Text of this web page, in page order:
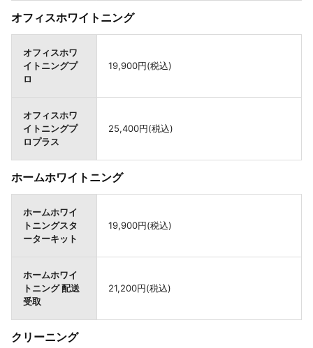
オフィスホワイトニング
オフィスホワ
イトニングプ
ロ
19,900円(税込)
オフィスホワ
イトニングプ
ロプラス
25,400円(税込)
ホームホワイトニング
ホームホワイ
トニングスタ
ーターキット
19,900円(税込)
ホームホワイ
トニング 配送
受取
21,200円(税込)
クリーニング